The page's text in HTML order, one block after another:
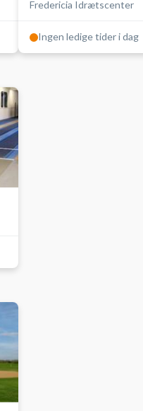
Fredericia Idrætscenter
Ingen ledige tider i dag